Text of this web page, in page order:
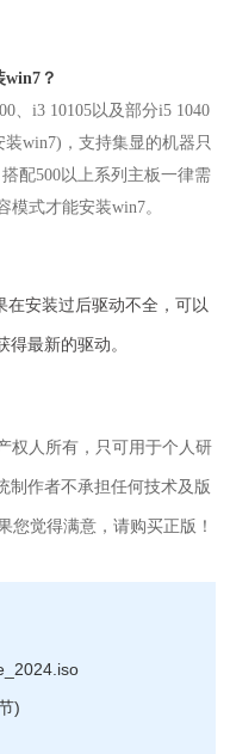
win7？
、i3 10105以及部分i5 1040
装win7)，支持集显的机器只
配500以上系列主板一律需
模式才能安装win7。
安装过后驱动不全，可以
最新的驱动。
权人所有，只可用于个人研
制作者不承担任何技术及版
您觉得满意，请购买正版！
)